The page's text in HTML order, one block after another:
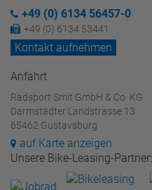
+49 (0) 6134 56457-0
+49 (0) 6134 53441
Kontakt aufnehmen
Anfahrt
Radsport Smit GmbH & Co. KG
Darmstädter Landstrasse 13
65462 Gustavsburg
auf Karte anzeigen
Unsere Bike-Leasing-Partner: